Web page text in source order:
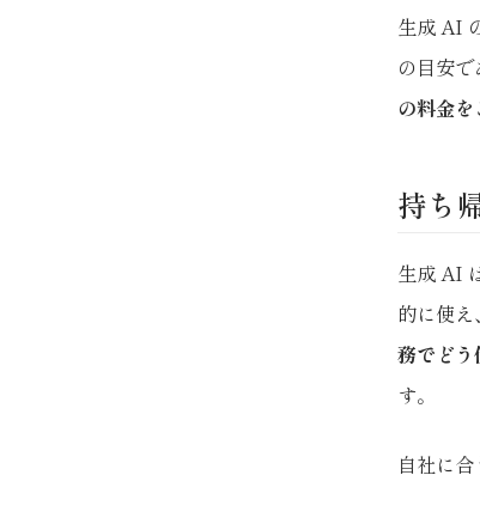
生成 AI
の目安
の料金
持ち
生成 AI
的に使え
務でど
す。
自社に